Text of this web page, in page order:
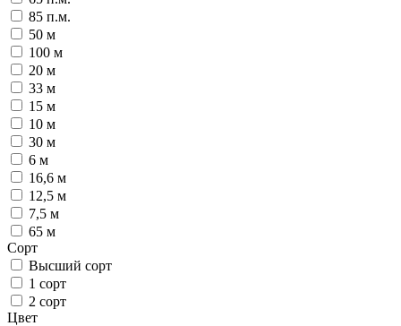
85 п.м.
50 м
100 м
20 м
33 м
15 м
10 м
30 м
6 м
16,6 м
12,5 м
7,5 м
65 м
Сорт
Высший сорт
1 сорт
2 сорт
Цвет